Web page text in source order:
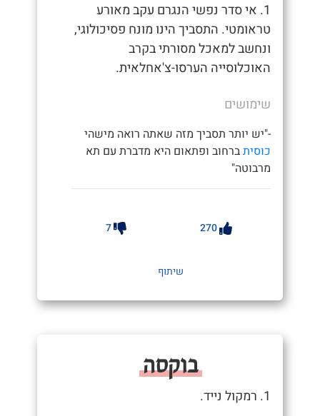
1. אי סדר נפשי הנגרם עקב מאורע
טראומטי. התסביך הינו מונח פסיכולוגי,
ונחשב למאכל מסורתי בקרב
האוכלוסייה הערסו-צ'אחלאית.
שימושים
-"יש יותר תסביך מזה שאתה רואה מישהי
כוסיתברחוב ופתאום היא מדברת עם תא
מרבוטה"
270
7
שיתוף
בוקסה
1. רמקול נייד.